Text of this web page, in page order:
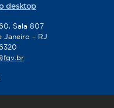
desktop
Sala 807
Janeiro – RJ